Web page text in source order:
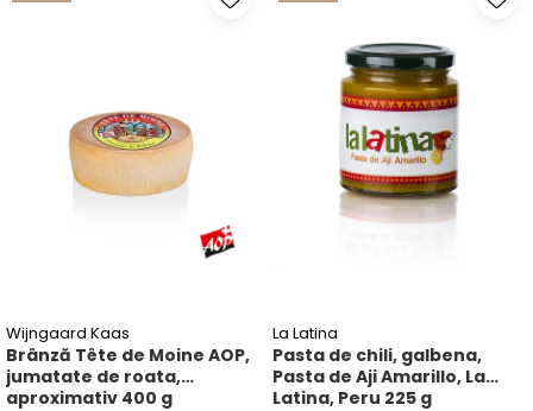
Wijngaard Kaas
Brânză Tête de Moine AOP,
jumatate de roata,
aproximativ 400 g
La Latina
Pasta de chili, galbena,
Pasta de Aji Amarillo, La
Latina, Peru 225 g